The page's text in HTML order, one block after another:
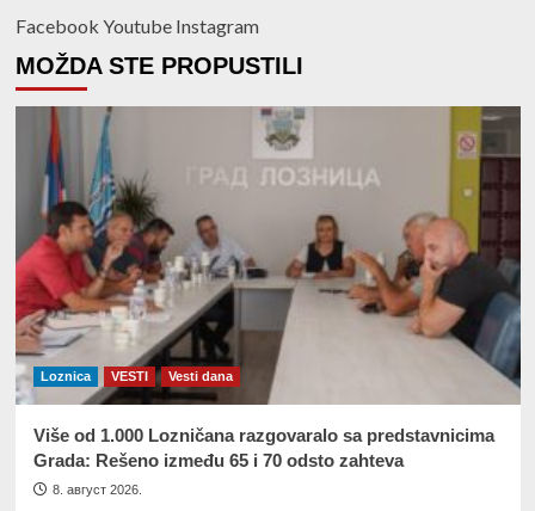
Facebook Youtube Instagram
MOŽDA STE PROPUSTILI
Loznica VESTI Vesti dana
Više od 1.000 Lozničana razgovaralo sa predstavnicima
Grada: Rešeno između 65 i 70 odsto zahteva
8. август 2026.